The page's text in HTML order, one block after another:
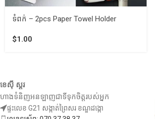
ទំពក់ – 2pcs Paper Towel Holder
$1.00
ខេស៊ី ស្តរ
ហាងទំនិញអនឡាញជាទីទុកចិត្តរបស់អ្នក
ផ្ទះលេខ G21 សង្កាត់ព្រៃសរ ខណ្ឌដង្កោ